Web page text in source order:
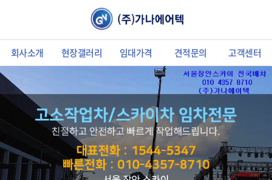
회사소개 현장갤러리 임대가격 견적문의 고객센터